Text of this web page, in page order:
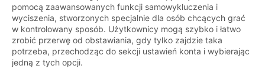
pomocą zaawansowanych funkcji samowykluczenia i
wyciszenia, stworzonych specjalnie dla osób chcących grać
w kontrolowany sposób. Użytkownicy mogą szybko i łatwo
zrobić przerwę od obstawiania, gdy tylko zajdzie taka
potrzeba, przechodząc do sekcji ustawień konta i wybierając
jedną z tych opcji.